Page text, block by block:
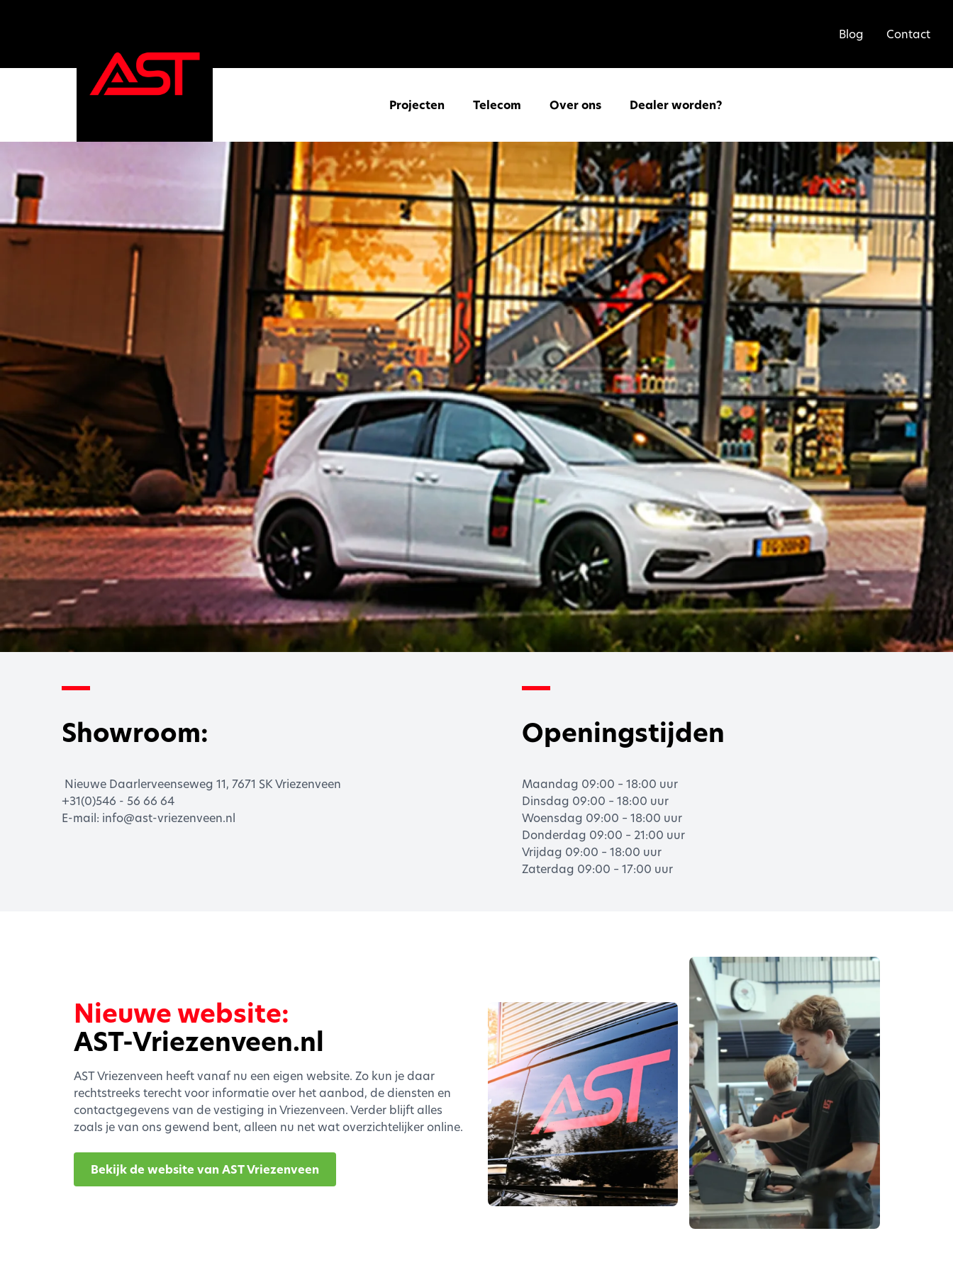
Blog Contact
Projecten Telecom Over ons Dealer worden?
Showroom:
Nieuwe Daarlerveenseweg 11, 7671 SK Vriezenveen
+31(0)546 - 56 66 64
E-mail: info@ast-vriezenveen.nl
Openingstijden
Maandag 09:00 – 18:00 uur
Dinsdag 09:00 – 18:00 uur
Woensdag 09:00 – 18:00 uur
Donderdag 09:00 – 21:00 uur
Vrijdag 09:00 – 18:00 uur
Zaterdag 09:00 – 17:00 uur
Nieuwe website:
AST-Vriezenveen.nl
AST Vriezenveen heeft vanaf nu een eigen website. Zo kun je daar
rechtstreeks terecht voor informatie over het aanbod, de diensten en
contactgegevens van de vestiging in Vriezenveen. Verder blijft alles
zoals je van ons gewend bent, alleen nu net wat overzichtelijker online.
Bekijk de website van AST Vriezenveen